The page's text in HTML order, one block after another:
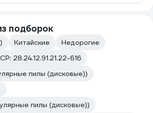
подборок
Китайские
Недорогие
28.24.12.91.21.22-616
пилы (дисковые))
пилы (дисковые))